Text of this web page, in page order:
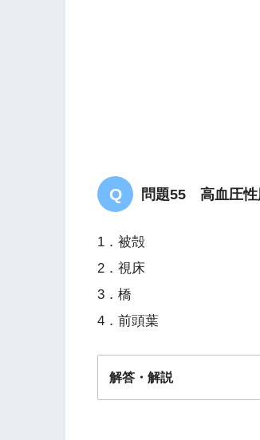
2 筋萎縮性
問題55 高血圧性
1．被殻
2．視床
3．橋
4．前頭葉
解答・解説